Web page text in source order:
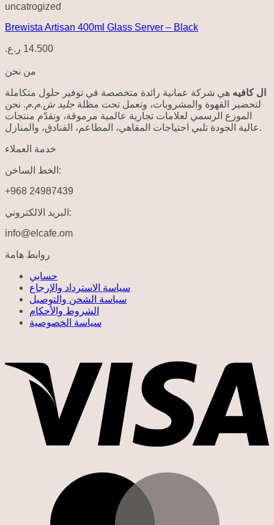
uncatrogized
Brewista Artisan 400ml Glass Server – Black
14.500 ر.ع.
من نحن
ال كافيه هي شركة عمانية رائدة متخصصة في توفير حلول متكاملة
لتحضير القهوة والمشروبات، وتعمل تحت مظلة جليد ش.م.م. نحن
الموزع الرسمي لعلامات تجارية عالمية مرموقة، ونقدّم منتجات
عالية الجودة تلبي احتياجات المقاهي، المطاعم، الفنادق، والمنازل.
خدمة العملاء
الخط الساخن:
+968 24987439
البريد الالكتروني:
info@elcafe.om
روابط هامة
حسابي
سياسة الاسترداد والإرجاع
سياسة الشحن والتوصيل
الشروط والأحكام
سياسة الخصوصية